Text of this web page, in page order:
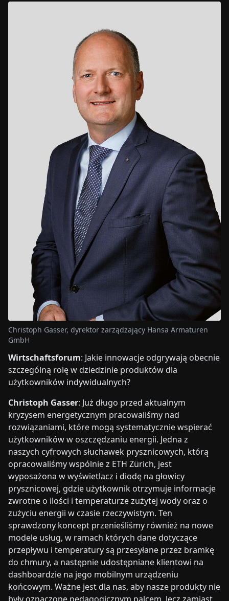
Christoph Gasser, dyrektor zarządzający Hansa Armaturen
GmbH
Wirtschaftsforum: Jakie innowacje odgrywają obecnie
szczególną rolę w dziedzinie produktów dla
użytkowników indywidualnych?
Christoph Gasser: Już długo przed aktualnym
kryzysem energetycznym pracowaliśmy nad
rozwiązaniami, które mogą systematycznie wspierać
użytkowników w oszczędzaniu energii. Jedna z
naszych cyfrowych słuchawek prysznicowych, którą
opracowaliśmy wspólnie z ETH Zürich, jest
wyposażona w wyświetlacz i diodę na głowicy
prysznicowej, gdzie użytkownik otrzymuje informacje
zwrotne o ilości i temperaturze zużytej wody oraz o
zużyciu energii w czasie rzeczywistym. Ten
sprawdzony koncept przenieśliśmy również na nowe
modele usług, w ramach których dane dotyczące
przepływu i temperatury są przesyłane przez bramkę
do chmury, a następnie udostępniane klientowi na
dashboardzie na jego mobilnym urządzeniu
końcowym. Ważne jest dla nas, aby nasze produkty nie